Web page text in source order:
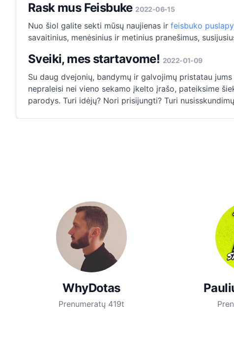
Rask mus Feisbuke 2022-06-15
Nuo šiol galite sekti mūsų naujienas ir feisbuko
savaitinius, menėsinius ir metinius pranešimus,
Sveiki, mes startavome! 2022-01-09
Su daug dvejonių, bandymų ir galvojimų pristatau
nepraleisi nei vieno sekamo įkelto įrašo, pateiksime
parodys. Turi idėjų? Nori prisijungti? Turi
WhyDotas
Prenumeratų 419t